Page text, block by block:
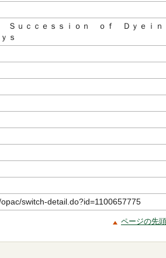
ｕｃｃｅｓｓｉｏｎ ｏｆ Ｄｙｅｉｎ
ｓ
switch-detail.do?id=1100657775
ページの先